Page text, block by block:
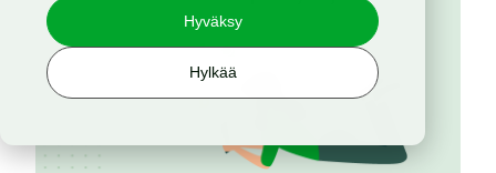
Hyväksy
Hylkää